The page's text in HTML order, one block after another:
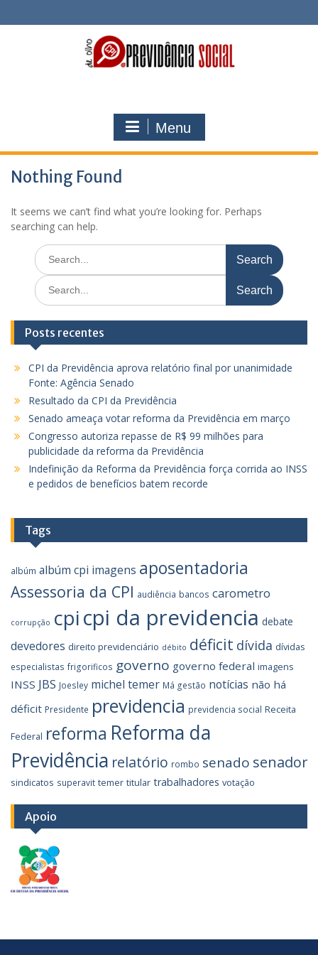
to
Menu
Nothing Found
It seems we can’t find what you’re looking for. Perhaps
searching can help.
Search
for:
Search
for:
Posts recentes
CPI da Previdência aprova relatório final por unanimidade
Fonte: Agência Senado
Resultado da CPI da Previdência
Senado ameaça votar reforma da Previdência em março
Congresso autoriza repasse de R$ 99 milhões para
publicidade da reforma da Previdência
Indefinição da Reforma da Previdência força corrida ao INSS
e pedidos de benefícios batem recorde
Tags
albúm albúm cpi imagens aposentadoria
Assessoria da CPI audiência bancos carometro
corrupção cpicpi da previdencia debate
devedores direito previdenciário débito déficit dívida dívidas
especialistas frigorificos governo governo federal imagens
INSS JBS Joesley michel temer Má gestão notícias não há
déficit Presidente previdencia previdencia social Receita
Federal reforma Reforma da
Previdência relatório rombo senado senador
sindicatos superavit temer titular trabalhadores votação
Apoio